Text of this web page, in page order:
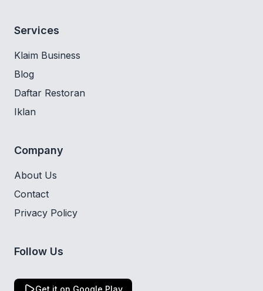
Services
Klaim Business
Blog
Daftar Restoran
Iklan
Company
About Us
Contact
Privacy Policy
Follow Us
Get it on Google Play